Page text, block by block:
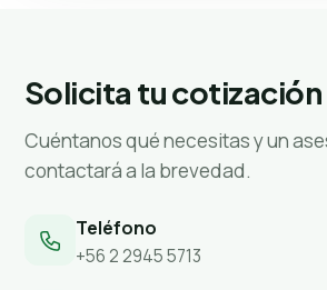
Solicita tu cotización
Cuéntanos qué necesitas y un
contactará a la brevedad.
Teléfono
+56 2 2945 5713